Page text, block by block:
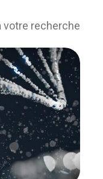
et DR)
et B)
votre recherche